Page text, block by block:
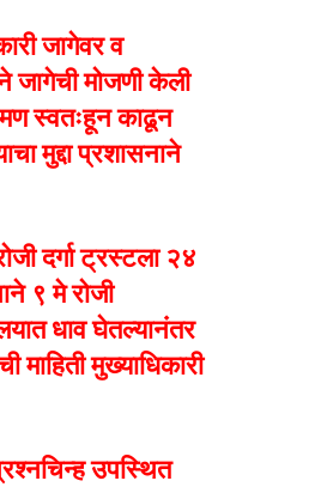
जागेवर व
जागेची मोजणी केली
स्वतःहून काढून
मुद्दा प्रशासनाने
दर्गा ट्रस्टला २४
९ मे रोजी
धाव घेतल्यानंतर
मुख्याधिकारी
उपस्थित